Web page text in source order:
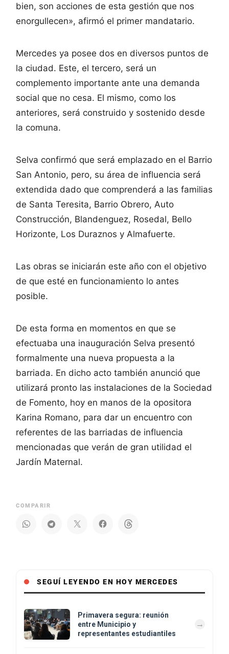
bien, son acciones de esta gestión que nos
enorgullecen», afirmó el primer mandatario.
Mercedes ya posee dos en diversos puntos de
la ciudad. Este, el tercero, será un
complemento importante ante una demanda
social que no cesa. El mismo, como los
anteriores, será construido y sostenido desde
la comuna.
Selva confirmó que será emplazado en el Barrio
San Antonio, pero, su área de influencia será
extendida dado que comprenderá a las familias
de Santa Teresita, Barrio Obrero, Auto
Construcción, Blandenguez, Rosedal, Bello
Horizonte, Los Duraznos y Almafuerte.
Las obras se iniciarán este año con el objetivo
de que esté en funcionamiento lo antes
posible.
De esta forma en momentos en que se
efectuaba una inauguración Selva presentó
formalmente una nueva propuesta a la
barriada. En dicho acto también anunció que
utilizará pronto las instalaciones de la Sociedad
de Fomento, hoy en manos de la opositora
Karina Romano, para dar un encuentro con
referentes de las barriadas de influencia
mencionadas que verán de gran utilidad el
Jardín Maternal.
COMPARIR
SEGUÍ LEYENDO EN HOY MERCEDES
Primavera segura: reunión
entre Municipio y
representantes estudiantiles